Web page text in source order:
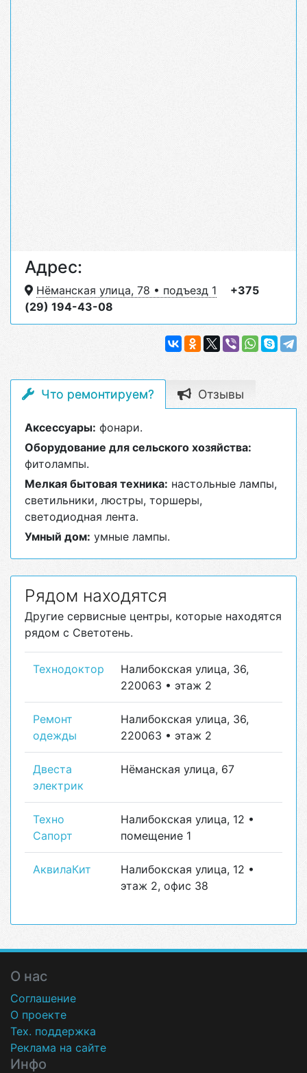
Адрес:
Нёманская улица, 78 • подъезд 1
+375
(29) 194-43-08
Что ремонтируем? Отзывы
Аксессуары: фонари.
Оборудование для сельского хозяйства:
фитолампы.
Мелкая бытовая техника: настольные лампы,
светильники, люстры, торшеры,
светодиодная лента.
Умный дом: умные лампы.
Рядом находятся
Другие сервисные центры, которые находятся
рядом с Светотень.
Технодоктор
Налибокская улица, 36,
220063 • этаж 2
Ремонт
одежды
Налибокская улица, 36,
220063 • этаж 2
Двеста
электрик
Нёманская улица, 67
Техно
Сапорт
Налибокская улица, 12 •
помещение 1
АквилаКит
Налибокская улица, 12 •
этаж 2, офис 38
О нас
Соглашение
О проекте
Тех. поддержка
Реклама на сайте
Инфо